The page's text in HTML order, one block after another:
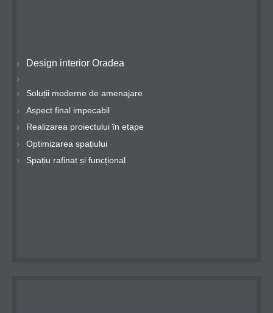
Design interior Oradea
Soluții moderne de amenajare
Aspect final impecabil
Realizarea proiectului în etape
Optimizarea spațiului
Spațiu rafinat și funcțional